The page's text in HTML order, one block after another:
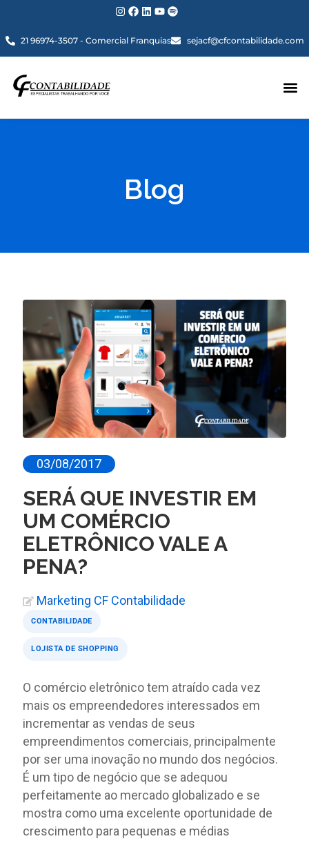
21 96974-3507 - Comercial Franquias sejacf@cfcontabilidade.com
Blog
03/08/2017
SERÁ QUE INVESTIR EM
UM COMÉRCIO
ELETRÔNICO VALE A
PENA?
Marketing CF Contabilidade
CONTABILIDADE
LOJISTA DE SHOPPING
O comércio eletrônico tem atraído cada vez
mais os empreendedores interessados em
incrementar as vendas de seus
empreendimentos comerciais, principalmente
por ser uma inovação no mundo dos negócios.
É um tipo de negócio que se adequou
perfeitamente ao mercado globalizado e se
mostra como uma excelente oportunidade de
crescimento para pequenas e médias